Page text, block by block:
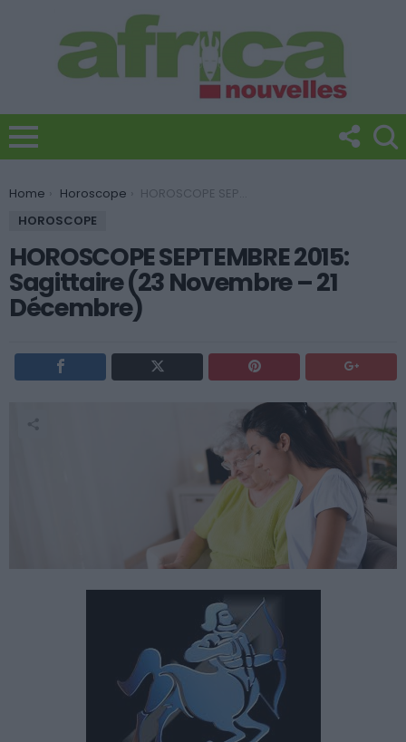
You are here:
Home Horoscope
HOROSCOPE SEPTEMBRE 2015: Sagittaire (23 Novembre – 21 Décembre)
HOROSCOPE
HOROSCOPE SEPTEMBRE 2015:
Sagittaire (23 Novembre – 21
Décembre)